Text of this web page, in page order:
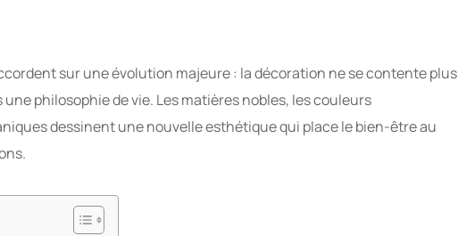
sur une évolution majeure : la décoration ne se contente plus
philosophie de vie. Les matières nobles, les couleurs
dessinent une nouvelle esthétique qui place le bien-être au